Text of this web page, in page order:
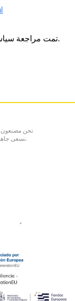
تمت مراجعة سياسة ملفات تعريف الارتباط في 01 / يوليو / 2019.
نسعى جاهدين كل يوم لتقديم أفضل المنتجات لعملائنا.